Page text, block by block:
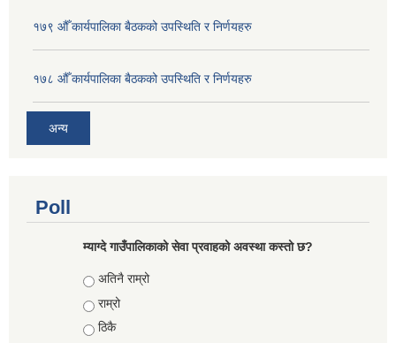
१७९ औँ कार्यपालिका बैठकको उपस्थिति र निर्णयहरु
१७८ औँ कार्यपालिका बैठकको उपस्थिति र निर्णयहरु
अन्य
Poll
म्याग्दे गाउँपालिकाको सेवा प्रवाहको अवस्था कस्तो छ?
Choices
अतिनै राम्रो
राम्रो
ठिकै